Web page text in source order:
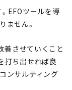
EFOツールを導
ません。
善させていくこと
打ち出せれば良
ンサルティング